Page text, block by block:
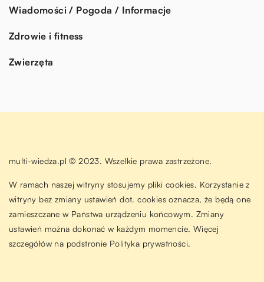
Wiadomości / Pogoda / Informacje
Zdrowie i fitness
Zwierzęta
multi-wiedza.pl © 2023. Wszelkie prawa zastrzeżone.
W ramach naszej witryny stosujemy pliki cookies. Korzystanie z
witryny bez zmiany ustawień dot. cookies oznacza, że będą one
zamieszczane w Państwa urządzeniu końcowym. Zmiany
ustawień można dokonać w każdym momencie. Więcej
szczegółów na podstronie Polityka prywatności.